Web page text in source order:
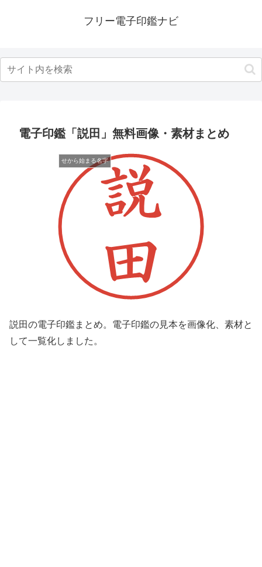
フリー電子印鑑ナビ
電子印鑑「説田」無料画像・素材まとめ
せから始まる名字
説田の電子印鑑まとめ。電子印鑑の見本を画像化、素材と
して一覧化しました。